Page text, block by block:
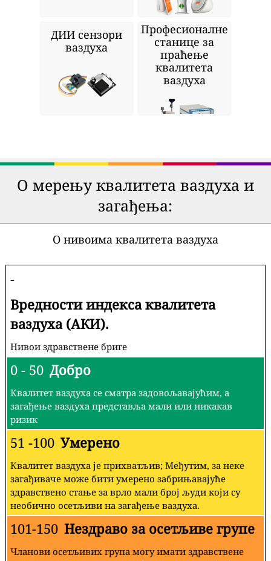
ДИИ сензори
ваздуха
Професионалне
станице за
праћење
квалитета
ваздуха
О мерењу квалитета ваздуха и
загађења:
О нивоима квалитета ваздуха
-
Вредности индекса квалитета
ваздуха (АКИ).
Нивои здравствене бриге
0 - 50 Добро
Квалитет ваздуха се сматра задовољавајућим, а
загађење ваздуха представља мали или никакав
ризик
51 -100 Умерено
Квалитет ваздуха је прихватљив; Међутим, за неке
загађиваче може бити умерено забрињавајуће
здравствено стање за врло мали број људи који су
необично осетљиви на загађење ваздуха.
101-150 Нездраво за осетљиве групе
Чланови осетљивих група могу имати здравствене